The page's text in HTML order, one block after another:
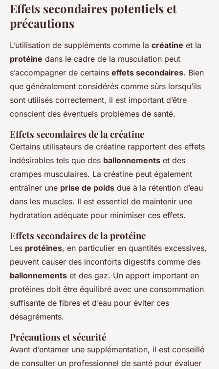
Effets secondaires potentiels et
précautions
L’utilisation de suppléments comme la créatine et la
protéine dans le cadre de la musculation peut
s’accompagner de certains effets secondaires. Bien
que généralement considérés comme sûrs lorsqu’ils
sont utilisés correctement, il est important d’être
conscient des éventuels problèmes de santé.
Effets secondaires de la créatine
Certains utilisateurs de créatine rapportent des effets
indésirables tels que des ballonnements et des
crampes musculaires. La créatine peut également
entraîner une prise de poids due à la rétention d’eau
dans les muscles. Il est essentiel de maintenir une
hydratation adéquate pour minimiser ces effets.
Effets secondaires de la protéine
Les protéines, en particulier en quantités excessives,
peuvent causer des inconforts digestifs comme des
ballonnements et des gaz. Un apport important en
protéines doit être équilibré avec une consommation
suffisante de fibres et d’eau pour éviter ces
désagréments.
Précautions et sécurité
Avant d’entamer une supplémentation, il est conseillé
de consulter un professionnel de santé pour évaluer